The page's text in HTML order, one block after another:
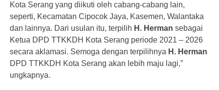
Kota Serang yang diikuti oleh cabang-cabang lain,
seperti, Kecamatan Cipocok Jaya, Kasemen, Walantaka
dan lainnya. Dari usulan itu, terpilih H. Herman sebagai
Ketua DPD TTKKDH Kota Serang periode 2021 – 2026
secara aklamasi. Semoga dengan terpilihnya H. Herman
DPD TTKKDH Kota Serang akan lebih maju lagi,”
ungkapnya.